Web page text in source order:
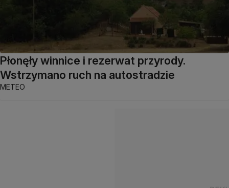
Płonęły winnice i rezerwat przyrody.
Wstrzymano ruch na autostradzie
METEO